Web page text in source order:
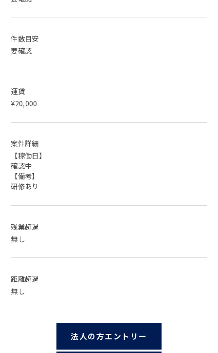
件数目安
要確認
運賃
¥20,000
案件詳細
【稼働日】
確認中
【備考】
研修あり
残業超過
無し
距離超過
無し
法人の方エントリー